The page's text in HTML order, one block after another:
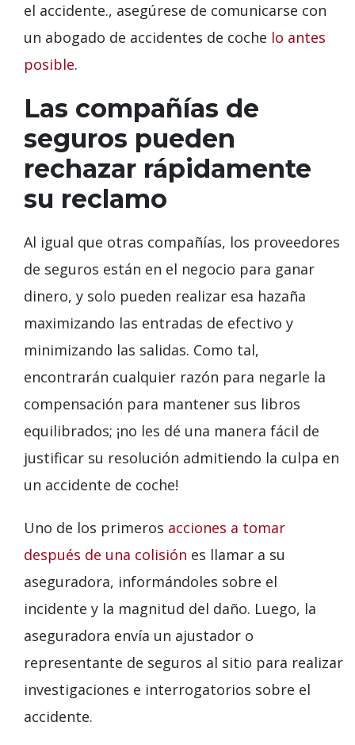
el accidente., asegúrese de comunicarse con
un abogado de accidentes de coche lo antes
posible.
Las compañías de
seguros pueden
rechazar rápidamente
su reclamo
Al igual que otras compañías, los proveedores
de seguros están en el negocio para ganar
dinero, y solo pueden realizar esa hazaña
maximizando las entradas de efectivo y
minimizando las salidas. Como tal,
encontrarán cualquier razón para negarle la
compensación para mantener sus libros
equilibrados; ¡no les dé una manera fácil de
justificar su resolución admitiendo la culpa en
un accidente de coche!
Uno de los primeros acciones a tomar
después de una colisión es llamar a su
aseguradora, informándoles sobre el
incidente y la magnitud del daño. Luego, la
aseguradora envía un ajustador o
representante de seguros al sitio para realizar
investigaciones e interrogatorios sobre el
accidente.